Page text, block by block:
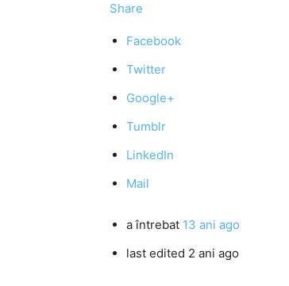
Share
Facebook
Twitter
Google+
Tumblr
LinkedIn
Mail
a întrebat 13 ani ago
last edited 2 ani ago